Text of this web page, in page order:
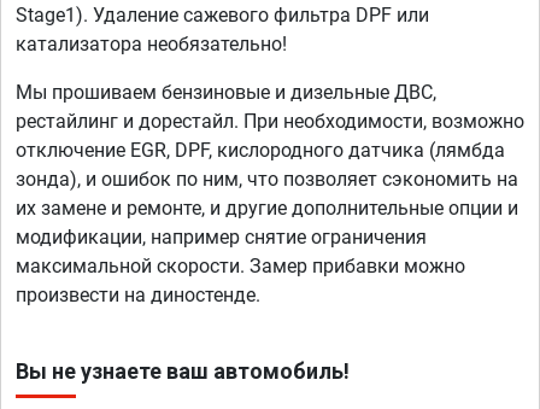
Stage1). Удаление сажевого фильтра DPF или
катализатора необязательно!
Мы прошиваем бензиновые и дизельные ДВС,
рестайлинг и дорестайл. При необходимости, возможно
отключение EGR, DPF, кислородного датчика (лямбда
зонда), и ошибок по ним, что позволяет сэкономить на
их замене и ремонте, и другие дополнительные опции и
модификации, например снятие ограничения
максимальной скорости. Замер прибавки можно
произвести на диностенде.
Вы не узнаете ваш автомобиль!